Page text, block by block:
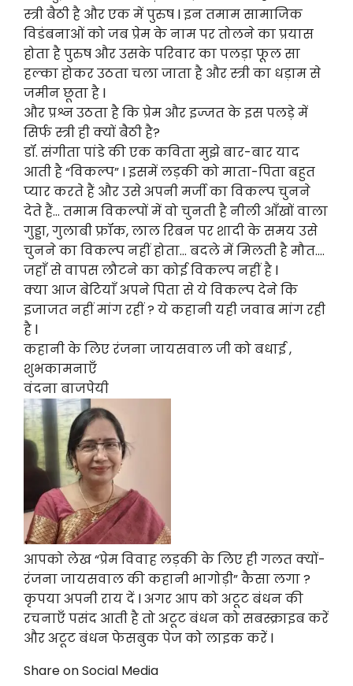
स्त्री बैठी है और एक में पुरुष l इन तमाम सामाजिक
विडंबनाओं को जब प्रेम के नाम पर तोलने का प्रयास
होता है पुरुष और उसके परिवार का पलड़ा फूल सा
हल्का होकर उठता चला जाता है और स्त्री का धड़ाम से
जमीन छूता है l
और प्रश्न उठता है कि प्रेम और इज्जत के इस पलड़े में
सिर्फ स्त्री ही क्यों बैठी है?
डॉ. संगीता पांडे की एक कविता मुझे बार-बार याद
आती है “विकल्प” l इसमें लड़की को माता-पिता बहुत
प्यार करते हैं और उसे अपनी मर्जी का विकल्प चुनने
देते हैं… तमाम विकल्पों में वो चुनती है नीली आँखों वाला
गुड्डा, गुलाबी फ्रॉक, लाल रिबन पर शादी के समय उसे
चुनने का विकल्प नहीं होता… बदले में मिलती है मौत….
जहाँ से वापस लौटने का कोई विकल्प नहीं है l
क्या आज बेटियाँ अपने पिता से ये विकल्प देने कि
इजाजत नहीं मांग रहीं ? ये कहानी यही जवाब मांग रही
है l
कहानी के लिए रंजना जायसवाल जी को बधाई ,
शुभकामनाएँ
वंदना बाजपेयी
आपको लेख “प्रेम विवाह लड़की के लिए ही गलत क्यों-
रंजना जायसवाल की कहानी भागोड़ी” कैसा लगा ?
कृपया अपनी राय दें l अगर आप को अटूट बंधन की
रचनाएँ पसंद आती है तो अटूट बंधन को सबस्क्राइब करें
और अटूट बंधन फेसबुक पेज को लाइक करें l
Share on Social Media